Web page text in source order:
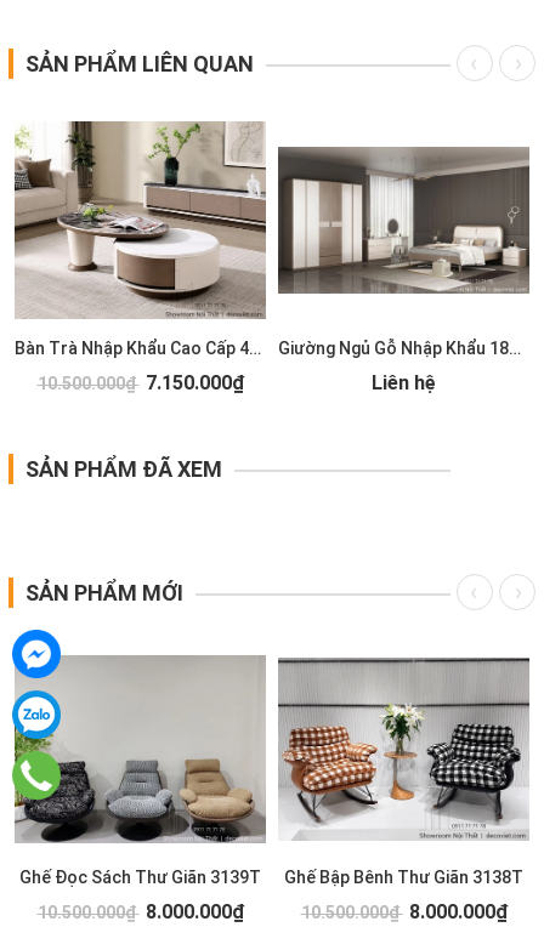
SẢN PHẨM LIÊN QUAN
Bàn Trà Nhập Khẩu Cao Cấp 489S
10.500.000₫ 7.150.000₫
Giường Ngủ Gỗ Nhập Khẩu 185T
Liên hệ
SẢN PHẨM ĐÃ XEM
SẢN PHẨM MỚI
Ghế Đọc Sách Thư Giãn 3139T
10.500.000₫ 8.000.000₫
Ghế Bập Bênh Thư Giãn 3138T
10.500.000₫ 8.000.000₫